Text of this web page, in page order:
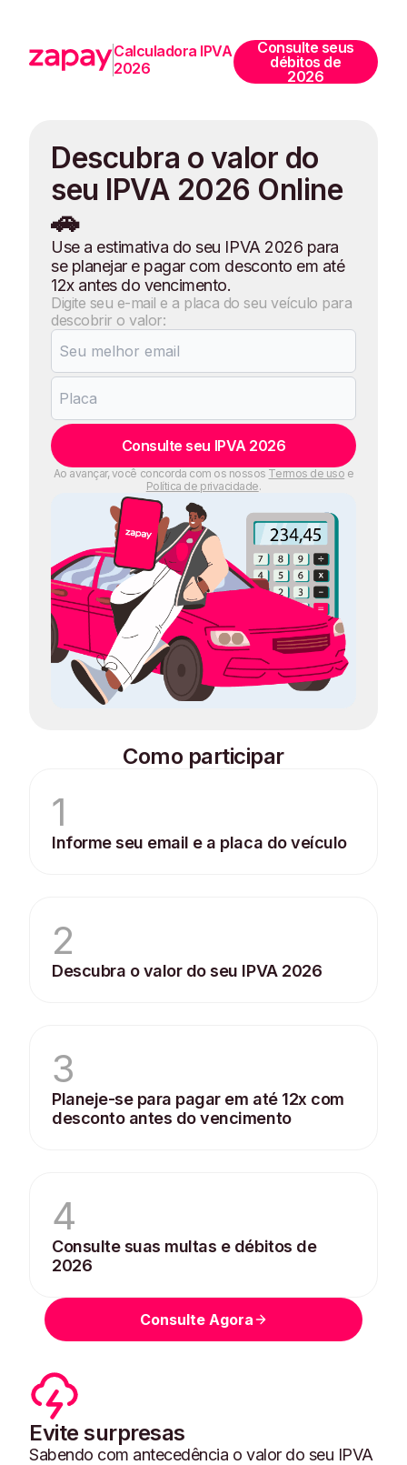
Calculadora IPVA
2026
Consulte seus
débitos de
2026
Descubra o valor do
seu IPVA 2026 Online
🚗
Use a estimativa do seu IPVA 2026 para
se planejar e pagar com desconto em até
12x antes do vencimento.
Digite seu e-mail e a placa do seu veículo para
descobrir o valor:
Consulte seu IPVA 2026
Ao avançar, você concorda com os nossos Termos de uso e
Política de privacidade.
Como participar
1
Informe seu email e a placa do veículo
2
Descubra o valor do seu IPVA 2026
3
Planeje-se para pagar em até 12x com
desconto antes do vencimento
4
Consulte suas multas e débitos de
2026
Consulte Agora
Evite surpresas
Sabendo com antecedência o valor do seu IPVA